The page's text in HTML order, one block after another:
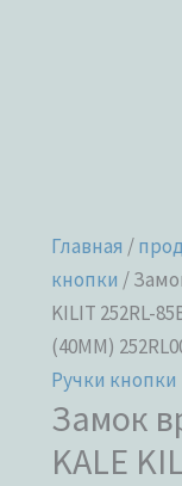
Главная /
кнопки /
KILIT 252RL-
(40ММ)
Ручки кнопки
Замок
KALE
252RL000021